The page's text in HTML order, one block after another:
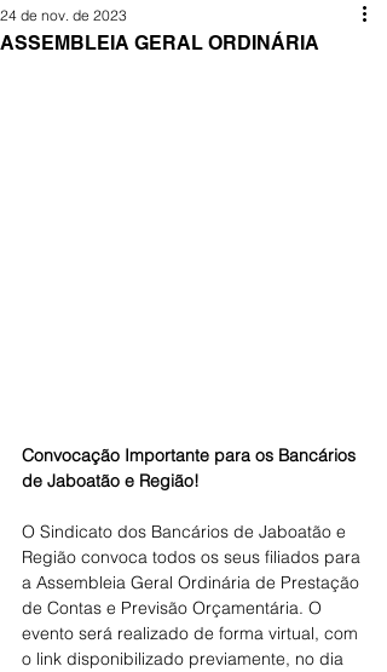
ASSEMBLEIA GERAL ORDINÁRIA
24 de nov. de 2023
Convocação Importante para os Bancários
de Jaboatão e Região!
O Sindicato dos Bancários de Jaboatão e
Região convoca todos os seus filiados para
a Assembleia Geral Ordinária de Prestação
de Contas e Previsão Orçamentária. O
evento será realizado de forma virtual, com
o link disponibilizado previamente, no dia